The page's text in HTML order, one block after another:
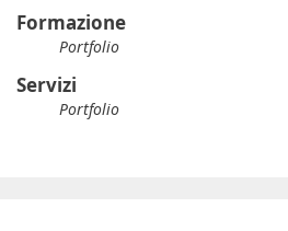
Formazione
Portfolio
Servizi
Portfolio